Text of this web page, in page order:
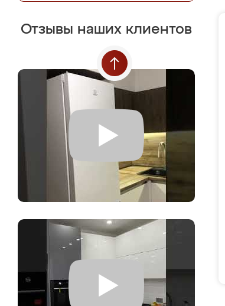
Отзывы наших клиентов